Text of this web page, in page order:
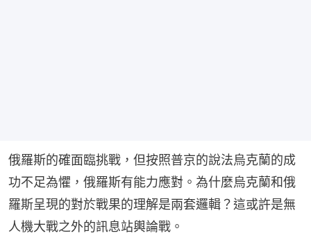
俄羅斯的確面臨挑戰，但按照普京的說法烏克蘭的成
功不足為懼，俄羅斯有能力應對。為什麼烏克蘭和俄
羅斯呈現的對於戰果的理解是兩套邏輯？這或許是無
人機大戰之外的訊息站輿論戰。